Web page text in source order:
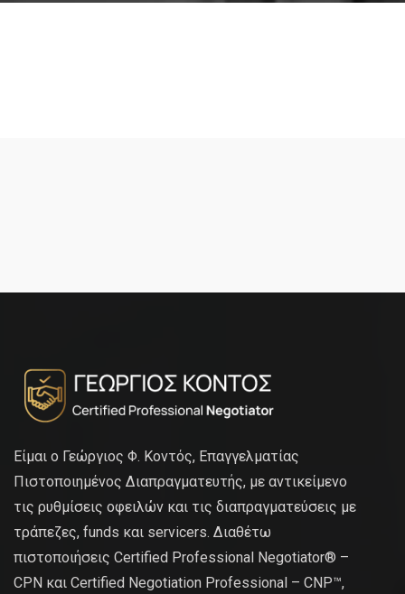
Είμαι ο Γεώργιος Φ. Κοντός, Επαγγελματίας
Πιστοποιημένος Διαπραγματευτής, με αντικείμενο
τις ρυθμίσεις οφειλών και τις διαπραγματεύσεις με
τράπεζες, funds και servicers. Διαθέτω
πιστοποιήσεις Certified Professional Negotiator® –
CPN και Certified Negotiation Professional – CNP™,